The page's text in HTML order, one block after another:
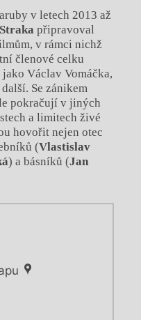
v letech 2013 až
připravoval
v rámci nichž
členové celku
Václav Vomáčka,
Se zánikem
pokračují v jiných
a limitech živé
hovořit nejen otec
(Vlastislav
) a básníků (Jan